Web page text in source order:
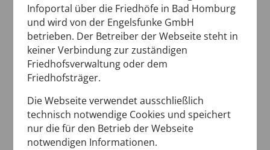
DasNutzungsrechtwird für die Dauer
von 40 Jahren erworben.
EineVerlängerungdes
Nutzungsrechts ist möglich.
DerVorrauserwerbdes
Nutzungsrechts ist möglich.
Infoportal über die Friedhöfe in Bad Homburg
und wird von der Engelsfunke GmbH
betrieben. Der Betreiber der Webseite steht in
keiner Verbindung zur zuständigen
Friedhofsverwaltung oder dem
Friedhofsträger.
Die Webseite verwendet ausschließlich
technisch notwendige Cookies und speichert
nur die für den Betrieb der Webseite
notwendigen Informationen.